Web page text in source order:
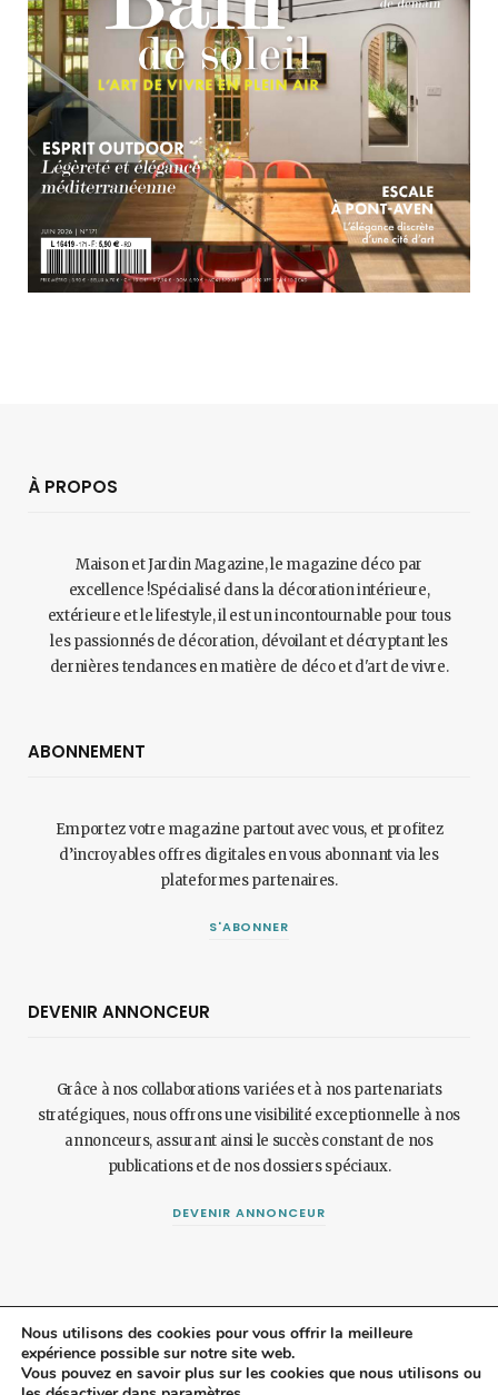
À PROPOS
Maison et Jardin Magazine, le magazine déco par
excellence !Spécialisé dans la décoration intérieure,
extérieure et le lifestyle, il est un incontournable pour tous
les passionnés de décoration, dévoilant et décryptant les
dernières tendances en matière de déco et d'art de vivre.
ABONNEMENT
Emportez votre magazine partout avec vous, et profitez
d’incroyables offres digitales en vous abonnant via les
plateformes partenaires.
S'ABONNER
DEVENIR ANNONCEUR
Grâce à nos collaborations variées et à nos partenariats
stratégiques, nous offrons une visibilité exceptionnelle à nos
annonceurs, assurant ainsi le succès constant de nos
publications et de nos dossiers spéciaux.
DEVENIR ANNONCEUR
© 2024 Maisonetjardinmagazine.fr. Mentions légalesetpolitique de
Nous utilisons des cookies pour vous offrir la meilleure
expérience possible sur notre site web.
Vous pouvez en savoir plus sur les cookies que nous utilisons ou